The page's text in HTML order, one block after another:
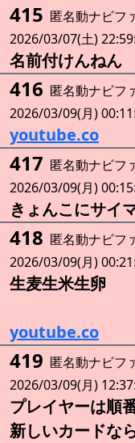
415 匿名動ナビフ
2026/03/07(土)
名前付けんねん
416 匿名動ナビフ
2026/03/09(月)
youtube.co
417 匿名動ナビフ
2026/03/09(月)
きょんこにサイ
418 匿名動ナビフ
2026/03/09(月)
生麦生米生卵
youtube.co
419 匿名動ナビフ
2026/03/09(月)
プレイヤーは順
新しいカードな